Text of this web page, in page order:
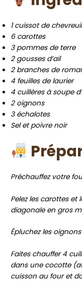
1 cuissot de chevreuil
6 carottes
3 pommes de terre
2 gousses d’ail
2 branches de
4 feuilles de laurier
4 cuillères à soupe
2 oignons
3 échalotes
Sel et poivre noir
Préchauffez votre
Pelez les carottes et
diagonale en gros
Épluchez les
Faites chauffer 4
dans une cocotte
cuisson au four et